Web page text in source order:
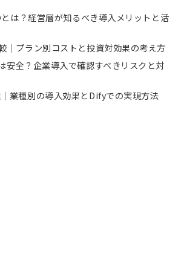
は？経営層が知るべき導入メリットと活
｜プラン別コストと投資対効果の考え方
安全？企業導入で確認すべきリスクと対
業種別の導入効果とDifyでの実現方法